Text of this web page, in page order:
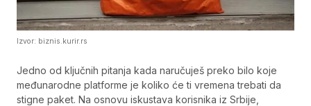
Izvor: biznis.kurir.rs
Jedno od ključnih pitanja kada naručuješ preko bilo koje
međunarodne platforme je koliko će ti vremena trebati da
stigne paket. Na osnovu iskustava korisnika iz Srbije,